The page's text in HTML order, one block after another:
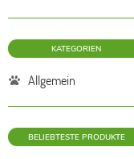
KATEGORIEN
Allgemein
BELIEBTESTE PRODUKTE